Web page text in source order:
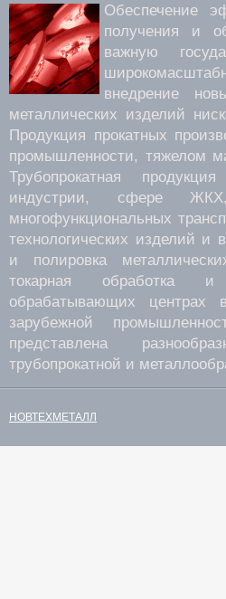
Обеспечение
получения и
важную
внедрение
металлических изделий
Продукция прокатных
промышленности, тяжелом
Трубопрокатная
индустрии, сфере
многофункциональных
технологических изделий и
и полировка
токарная обработка и
обрабатывающих центрах
зарубежной
представлена
трубопрокатной и
НОВТЕХМЕТАЛЛ